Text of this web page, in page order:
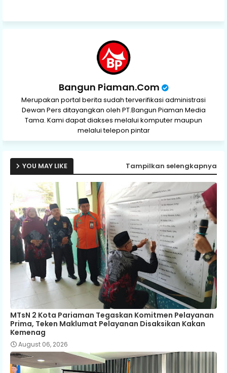
Bangun Piaman.Com
Merupakan portal berita sudah terverifikasi administrasi
Dewan Pers ditayangkan oleh PT.Bangun Piaman Media
Tama. Kami dapat diakses melalui komputer maupun
melalui telepon pintar
YOU MAY LIKE Tampilkan selengkapnya
MTsN 2 Kota Pariaman Tegaskan Komitmen Pelayanan
Prima, Teken Maklumat Pelayanan Disaksikan Kakan
Kemenag
August 06, 2026